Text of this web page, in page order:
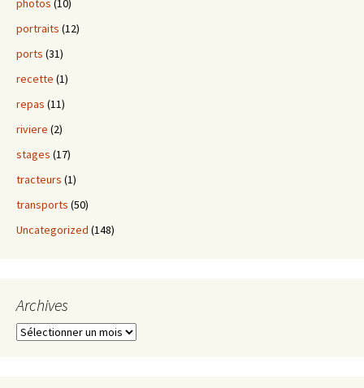
photos (10)
portraits (12)
ports (31)
recette (1)
repas (11)
riviere (2)
stages (17)
tracteurs (1)
transports (50)
Uncategorized (148)
Archives
Archives